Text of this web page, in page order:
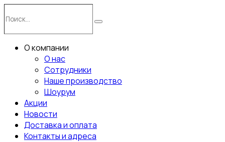
к
содержимому
Поиск
О компании
О нас
Сотрудники
Наше производство
Шоурум
Акции
Новости
Доставка и оплата
Контакты и адреса